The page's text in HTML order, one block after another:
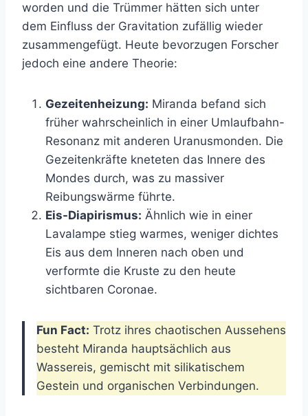
worden und die Trümmer hätten sich unter
dem Einfluss der Gravitation zufällig wieder
zusammengefügt. Heute bevorzugen Forscher
jedoch eine andere Theorie:
Gezeitenheizung: Miranda befand sich
früher wahrscheinlich in einer Umlaufbahn-
Resonanz mit anderen Uranusmonden. Die
Gezeitenkräfte kneteten das Innere des
Mondes durch, was zu massiver
Reibungswärme führte.
Eis-Diapirismus: Ähnlich wie in einer
Lavalampe stieg warmes, weniger dichtes
Eis aus dem Inneren nach oben und
verformte die Kruste zu den heute
sichtbaren Coronae.
Fun Fact: Trotz ihres chaotischen Aussehens
besteht Miranda hauptsächlich aus
Wassereis, gemischt mit silikatischem
Gestein und organischen Verbindungen.